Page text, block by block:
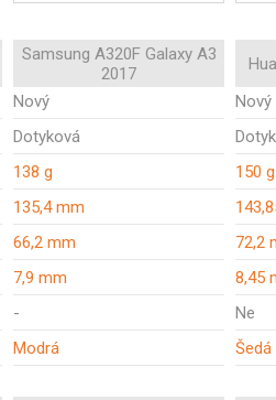
Samsung A320F Galaxy A3
2017
Nový
Nový
Dotyková
138 g
150 g
135,4 mm
66,2 mm
72,2
7,9 mm
8,45
-
Ne
Modrá Šedá